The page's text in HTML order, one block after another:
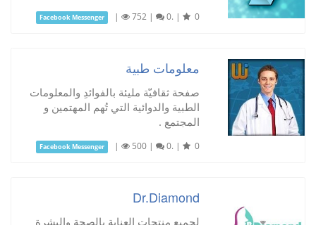
Facebook Messenger | 752 | 0. | 0
معلومات طبية
صفحة ثقافيّة مليئة بالفوائدِ والمعلومات
الطبية والدوائية التي تُهم المهتمين و
المجتمع .
Facebook Messenger | 500 | 0. | 0
Dr.Diamond
لجميع منتجات العناية بالصحة والبشرة